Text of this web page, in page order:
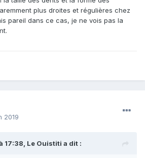
plus droites et régulières chez
pareil dans ce cas, je ne vois pas la
2019
17:38, Le Ouistiti a dit :